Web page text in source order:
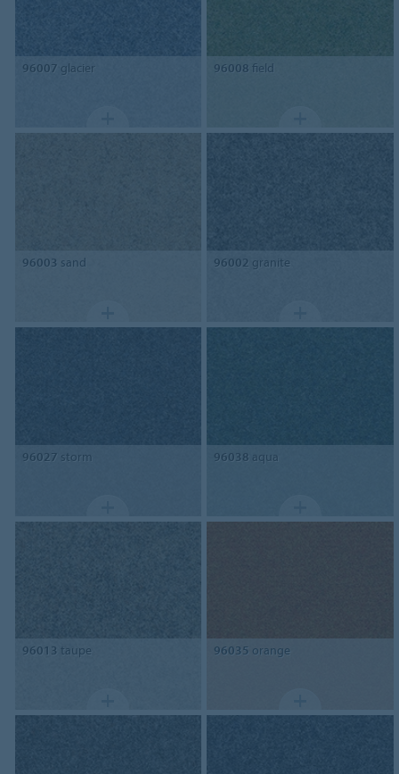
96007 glacier 96008 field
96003 sand 96002 granite
96027 storm 96038 aqua
96013 taupe 96035 orange